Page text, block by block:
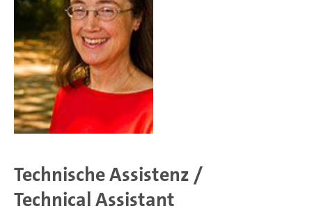
Technische Assistenz /
Technical Assistant